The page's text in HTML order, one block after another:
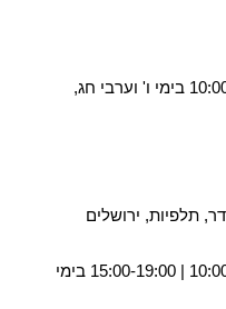
שעות פעילות ימים א'-ה', 10:00-18:00 בימי ו' וערבי חג,
שעות פעילות ימים א'-ה', 10:00-14:00 | 15:00-19:00 בימי